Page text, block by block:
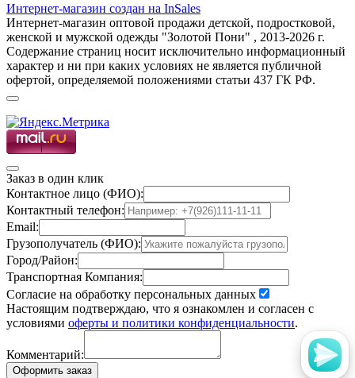
Интернет-магазин создан на InSales
Интернет-магазин оптовой продажи детской, подростковой,
женской и мужской одежды "Золотой Пони" , 2013-2026 г.
Содержание страниц носит исключительно информационный
характер и ни при каких условиях не является публичной
офертой, определяемой положениями статьи 437 ГК РФ.
Заказ в один клик
Контактное лицо (ФИО):
Контактный телефон:
Email:
Грузополучатель (ФИО):
Город/Район:
Транспортная Компания:
Согласие на обработку персональных данных
Настоящим подтверждаю, что я ознакомлен и согласен с
условиями оферты и политики конфиденциальности.
Комментарий:
Оформить заказ